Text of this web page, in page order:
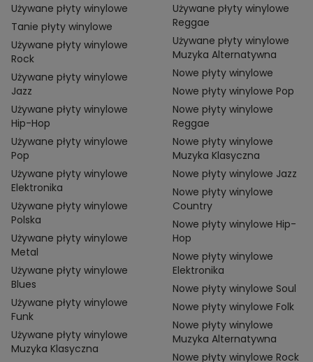
Używane płyty winylowe
Tanie płyty winylowe
Używane płyty winylowe
Rock
Używane płyty winylowe
Jazz
Używane płyty winylowe
Hip-Hop
Używane płyty winylowe
Pop
Używane płyty winylowe
Elektronika
Używane płyty winylowe
Polska
Używane płyty winylowe
Metal
Używane płyty winylowe
Blues
Używane płyty winylowe
Funk
Używane płyty winylowe
Muzyka Klasyczna
Używane płyty winylowe
Reggae
Używane płyty winylowe
Muzyka Alternatywna
Nowe płyty winylowe
Nowe płyty winylowe Pop
Nowe płyty winylowe
Reggae
Nowe płyty winylowe
Muzyka Klasyczna
Nowe płyty winylowe Jazz
Nowe płyty winylowe
Country
Nowe płyty winylowe Hip-
Hop
Nowe płyty winylowe
Elektronika
Nowe płyty winylowe Soul
Nowe płyty winylowe Folk
Nowe płyty winylowe
Muzyka Alternatywna
Nowe płyty winylowe Rock